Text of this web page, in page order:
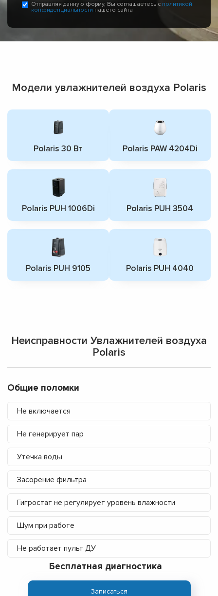
Отправляя данную форму, Вы соглашаетесь с политикой
конфиденциальности нашего сайта
Модели увлажнителей воздуха Polaris
Polaris 30 Вт Polaris PAW 4204Di
Polaris PUH 1006Di Polaris PUH 3504
Polaris PUH 9105 Polaris PUH 4040
Неисправности Увлажнителей воздуха
Polaris
Общие поломки
Не включается
Не генерирует пар
Утечка воды
Засорение фильтра
Гигростат не регулирует уровень влажности
Шум при работе
Не работает пульт ДУ
Бесплатная диагностика
Записаться